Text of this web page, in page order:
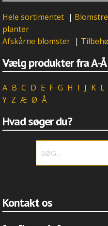
Hele sortimentet |
planter
Afskårne blomster |
Vælg produkter fra A-Å
A B C D E F G H I J K L
Y Z Æ Ø Å
Hvad søger du?
Kontakt os